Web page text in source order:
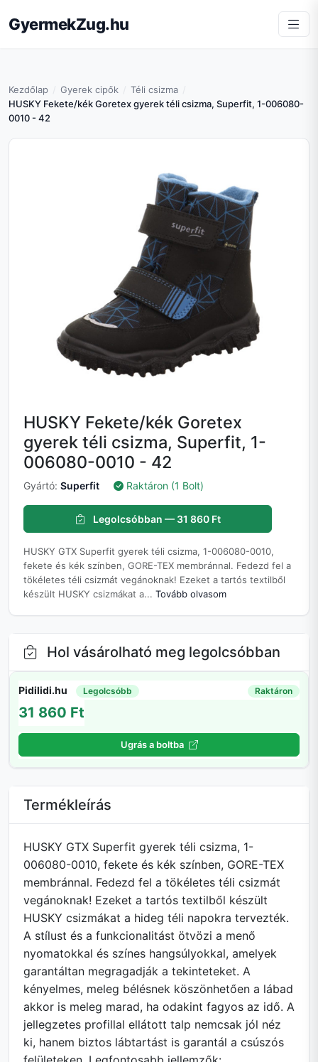
GyermekZug.hu
Kezdőlap Gyerek cipők
Téli csizma
HUSKY Fekete/kék Goretex gyerek téli csizma, Superfit, 1-006080-
0010 - 42
HUSKY Fekete/kék Goretex
gyerek téli csizma, Superfit, 1-
006080-0010 - 42
Gyártó: Superfit Raktáron (1 Bolt)
Legolcsóbban — 31 860 Ft
HUSKY GTX Superfit gyerek téli csizma, 1-006080-0010,
fekete és kék színben, GORE-TEX membránnal. Fedezd fel a
tökéletes téli csizmát vegánoknak! Ezeket a tartós textilből
készült HUSKY csizmákat a... Tovább olvasom
Hol vásárolható meg legolcsóbban
Pidilidi.hu Legolcsóbb Raktáron
31 860 Ft
Ugrás a boltba
Termékleírás
HUSKY GTX Superfit gyerek téli csizma, 1-
006080-0010, fekete és kék színben, GORE-TEX
membránnal. Fedezd fel a tökéletes téli csizmát
vegánoknak! Ezeket a tartós textilből készült
HUSKY csizmákat a hideg téli napokra tervezték.
A stílust és a funkcionalitást ötvözi a menő
nyomatokkal és színes hangsúlyokkal, amelyek
garantáltan megragadják a tekinteteket. A
kényelmes, meleg bélésnek köszönhetően a lábad
akkor is meleg marad, ha odakint fagyos az idő. A
jellegzetes profillal ellátott talp nemcsak jól néz
ki, hanem biztos lábtartást is garantál a csúszós